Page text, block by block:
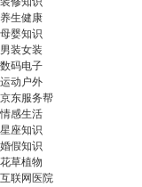
养生健康
母婴知识
男装女装
数码电子
运动户外
京东服务帮
情感生活
星座知识
婚假知识
花草植物
互联网医院